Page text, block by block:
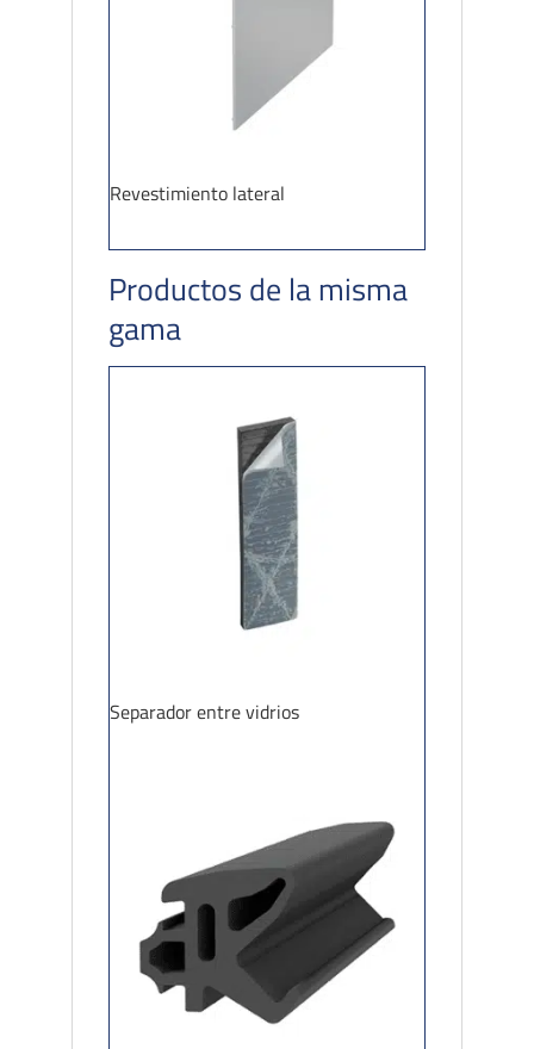
Revestimiento lateral
Productos de la misma
gama
Separador entre vidrios